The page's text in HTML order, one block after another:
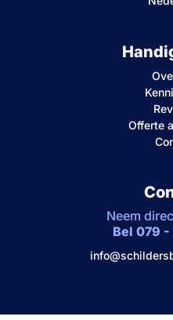
Offerte
Neem
Bel 079